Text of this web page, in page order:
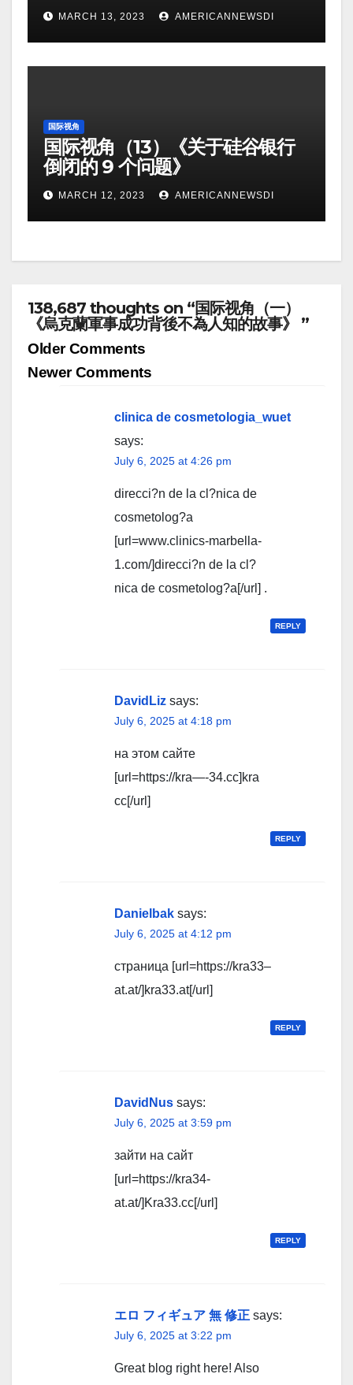
MARCH 13, 2023 AMERICANNEWSDI
国际视角
国际视角（13）《关于硅谷银行
倒闭的 9 个问题》
MARCH 12, 2023 AMERICANNEWSDI
138,687 thoughts on “国际视角（一）
《烏克蘭軍事成功背後不為人知的故事》 ”
Comment
navigation
Older Comments
Newer Comments
clinica de cosmetologia_wuet
says:
July 6, 2025 at 4:26 pm
direcci?n de la cl?nica de
cosmetolog?a
[url=www.clinics-marbella-
1.com/]direcci?n de la cl?
nica de cosmetolog?a[/url] .
REPLY
DavidLiz says:
July 6, 2025 at 4:18 pm
на этом сайте
[url=https://kra—-34.cc]kra
cc[/url]
REPLY
Danielbak says:
July 6, 2025 at 4:12 pm
страница [url=https://kra33–
at.at/]kra33.at[/url]
REPLY
DavidNus says:
July 6, 2025 at 3:59 pm
зайти на сайт
[url=https://kra34-
at.at/]Kra33.cc[/url]
REPLY
エロ フィギュア 無 修正 says:
July 6, 2025 at 3:22 pm
Great blog right here! Also